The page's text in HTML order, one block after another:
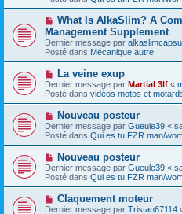
a
g
e
e
a
u
m
e
s
a
g
e
N
u
v
e
a
m
e
s
s
a
g
e
What Is AlkaSlim? A
Management Supplement
Dernier message par
Posté dans Mécanique autre
N
o
u
v
e
a
u
m
e
s
a
g
e
La veine exup
Dernier message par Martial 3lf «
Posté dans vidéos motos et
N
o
u
v
e
a
u
m
e
s
s
Nouveau posteur
Dernier message par Gueule39 «
Posté dans Qui es tu FZR man/
N
o
u
v
a
u
Nouveau posteur
Dernier message par Gueule39 «
Posté dans Qui es tu FZR man/
N
o
Claquement moteur
Dernier message par Tristan67114